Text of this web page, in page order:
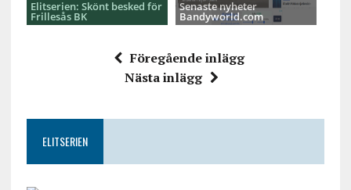
Elitserien: Skönt besked för
Frillesås BK
Senaste nyheter
Bandyworld.com
Föregående inlägg
Nästa inlägg
ELITSERIEN